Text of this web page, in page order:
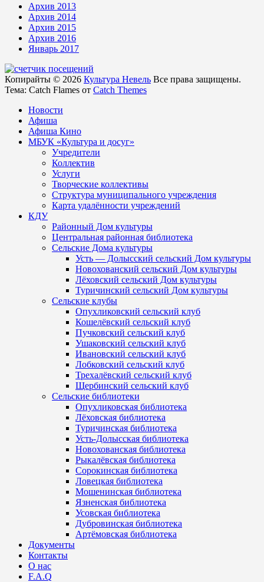
Архив 2013
Архив 2014
Архив 2015
Архив 2016
Январь 2017
Копирайты © 2026 Культура Невель Все права защищены.
Тема: Catch Flames от Catch Themes
Новости
Афиша
Афиша Кино
МБУК «Культура и досуг»
Учредители
Коллектив
Услуги
Творческие коллективы
Структура муниципального учреждения
Карта удалённости учреждений
КДУ
Районный Дом культуры
Центральная районная библиотека
Сельские Дома культуры
Усть — Долысский сельский Дом культуры
Новохованский сельский Дом культуры
Лёховский сельский Дом культуры
Туричинский сельский Дом культуры
Сельские клубы
Опухликовский сельский клуб
Кошелёвский сельский клуб
Пучковский сельский клуб
Ушаковский сельский клуб
Ивановский сельский клуб
Лобковский сельский клуб
Трехалёвский сельский клуб
Щербинский сельский клуб
Сельские библиотеки
Опухликовская библиотека
Лёховская библиотека
Туричинская библиотека
Усть-Долысская библиотека
Новохованская библиотека
Рыкалёвская библиотека
Сорокинская библиотека
Ловецкая библиотека
Мошенинская библиотека
Язненская библиотека
Усовская библиотека
Дубровинская библиотека
Артёмовская библиотека
Документы
Контакты
О нас
F.A.Q